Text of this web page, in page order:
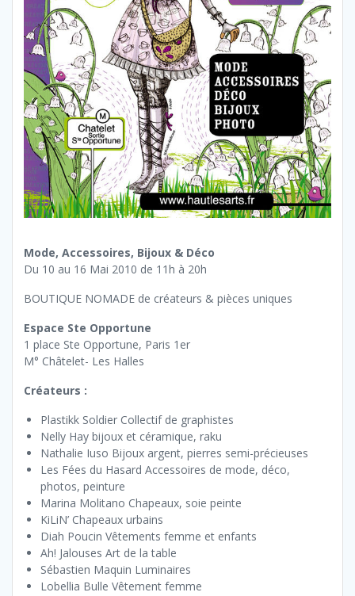
Mode, Accessoires, Bijoux & Déco
Du 10 au 16 Mai 2010 de 11h à 20h
BOUTIQUE NOMADE de créateurs & pièces uniques
Espace Ste Opportune
1 place Ste Opportune, Paris 1er
M° Châtelet- Les Halles
Créateurs :
Plastikk Soldier Collectif de graphistes
Nelly Hay bijoux et céramique, raku
Nathalie Iuso Bijoux argent, pierres semi-précieuses
Les Fées du Hasard Accessoires de mode, déco,
photos, peinture
Marina Molitano Chapeaux, soie peinte
KiLiN’ Chapeaux urbains
Diah Poucin Vêtements femme et enfants
Ah! Jalouses Art de la table
Sébastien Maquin Luminaires
Lobellia Bulle Vêtement femme